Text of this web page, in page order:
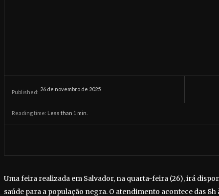
Published: 26 de novembro de 2025
Reading time: Less than 1 min.
Uma feira realizada em Salvador, na quarta-feira (26), irá
saúde para a população negra. O atendimento acontece das 8h